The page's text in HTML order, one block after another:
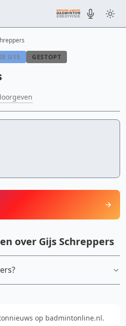
U15
GESTOPT
over Gijs Schreppers
op badmintonline.nl.